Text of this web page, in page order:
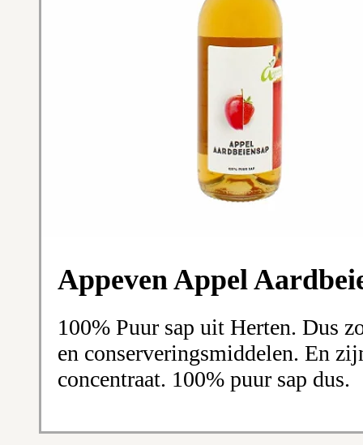
Appeven Appel
100% Puur sap uit Herten. Dus
en conserveringsmiddelen. En
concentraat. 100% puur sap dus.